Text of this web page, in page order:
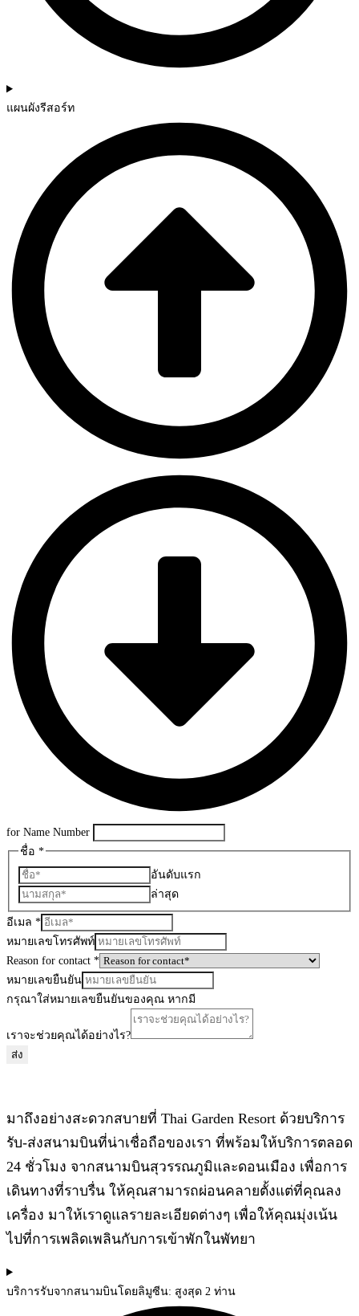
แผนผังรีสอร์ท
for Name Number
ชื่อ *
อันดับแรก
ล่าสุด
อีเมล *
หมายเลขโทรศัพท์
Reason for contact *
หมายเลขยืนยัน
กรุณาใส่หมายเลขยืนยันของคุณ หากมี
เราจะช่วยคุณได้อย่างไร?
ส่ง
มาถึงอย่างสะดวกสบายที่ Thai Garden Resort ด้วยบริการ
รับ-ส่งสนามบินที่น่าเชื่อถือของเรา ที่พร้อมให้บริการตลอด
24 ชั่วโมง จากสนามบินสุวรรณภูมิและดอนเมือง เพื่อการ
เดินทางที่ราบรื่น ให้คุณสามารถผ่อนคลายตั้งแต่ที่คุณลง
เครื่อง มาให้เราดูแลรายละเอียดต่างๆ เพื่อให้คุณมุ่งเน้น
ไปที่การเพลิดเพลินกับการเข้าพักในพัทยา
บริการรับจากสนามบินโดยลิมูซีน: สูงสุด 2 ท่าน